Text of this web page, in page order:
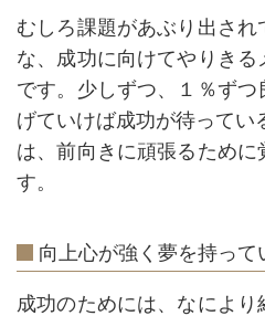
むしろ課題があぶり出され
な、成功に向けてやりき
です。少しずつ、１％ず
げていけば成功が待ってい
は、前向きに頑張るため
す。
向上心が強く夢を持って
成功のためには、なによ